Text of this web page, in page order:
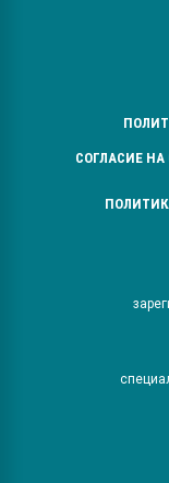
СОГЛАСИЕ